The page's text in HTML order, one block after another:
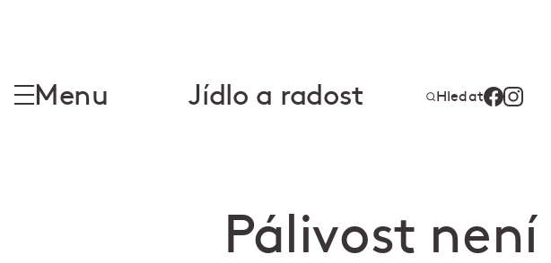
Menu Jídlo a radost Hledat
Pálivost